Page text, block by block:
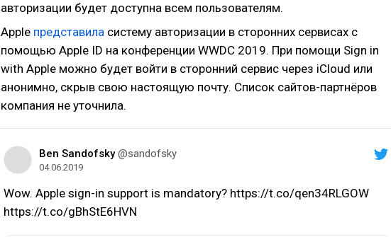
авторизации будет доступна всем пользователям.
Apple представила систему авторизации в сторонних сервисах с
помощью Apple ID на конференции WWDC 2019. При помощи Sign in
with Apple можно будет войти в сторонний сервис через iCloud или
анонимно, скрыв свою настоящую почту. Список сайтов-партнёров
компания не уточнила.
Ben Sandofsky @sandofsky
04.06.2019
Wow. Apple sign-in support is mandatory? https://t.co/qen34RLGOW
https://t.co/gBhStE6HVN